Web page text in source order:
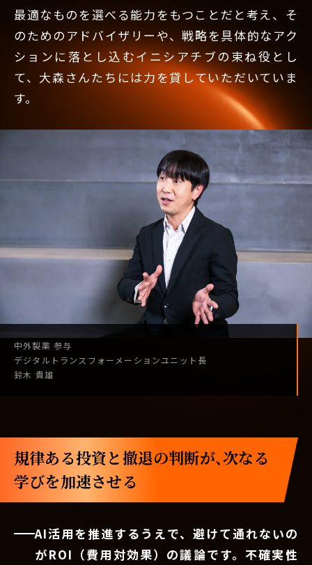
最適なものを選べる能力をもつことだと考え、そ
のためのアドバイザリーや、戦略を具体的なアク
ションに落とし込むイニシアチブの束ね役とし
て、大森さんたちには力を貸していただいていま
す。
中外製薬 参与
デジタル トランスフォーメーションユニット長
鈴木 貴雄
規律ある投資と撤退の判断が、次なる
学びを加速させる
AI活用を推進するうえで、避けて通れないの
がROI（費用対効果）の議論です。不確実性